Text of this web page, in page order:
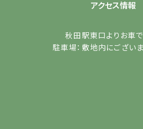
アクセス情報
秋田駅東口よりお車
駐車場：敷地内にございま